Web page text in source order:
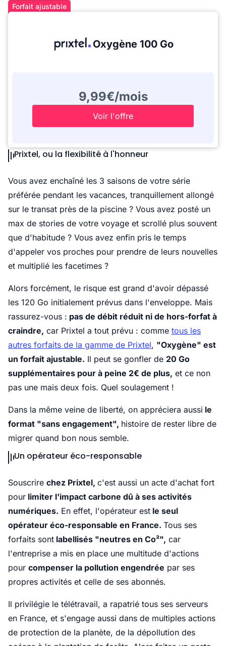
Forfait ajustable
Oxygène 100 Go
9,99€/mois
Voir l'offre
Prixtel, ou la flexibilité à l'honneur
Vous avez enchaîné les 3 saisons de votre série
préférée pendant les vacances, tranquillement allongé
sur le transat près de la piscine ? Vous avez posté un
max de stories de votre voyage et scrollé plus souvent
que d'habitude ? Vous avez enfin pris le temps
d'appeler vos proches pour prendre de leurs nouvelles
et multiplié les facetimes ?
Alors forcément, le risque est grand d'avoir dépassé
les 120 Go initialement prévus dans l'enveloppe. Mais
rassurez-vous : pas de débit réduit ni de hors-forfat à
craindre, car Prixtel a tout prévu : comme tous les
autres forfaits de la gamme de Prixtel, "Oxygène" est
un forfait ajustable. Il peut se gonfler de 20 Go
supplémentaires pour à peine 2€ de plus, et ce non
pas une mais deux fois. Quel soulagement !
Dans la même veine de liberté, on appréciera aussi le
format "sans engagement", histoire de rester libre de
migrer quand bon nous semble.
Un opérateur éco-responsable
Souscrire chez Prixtel, c'est aussi un acte d'achat fort
pour limiter l'impact carbone dû à ses activités
numériques. En effet, l'opérateur est le seul
opérateur éco-responsable en France. Tous ses
forfaits sont labellisés "neutres en Co²", car
l'entreprise a mis en place une multitude d'actions
pour compenser la pollution engendrée par ses
propres activités et celle de ses abonnés.
Il privilégie le télétravail, a rapatrié tous ses serveurs
en France, et s'engage aussi dans de multiples actions
de protection de la planète, de la dépollution des